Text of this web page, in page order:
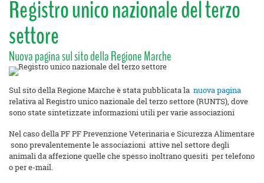
Registro unico nazionale del terzo
settore
Nuova pagina sul sito della Regione Marche
Sul sito della Regione Marche è stata pubblicata la nuova pagina
relativa al Registro unico nazionale del terzo settore (RUNTS), dove
sono state sintetizzate informazioni utili per varie associazioni
Nel caso della PF PF Prevenzione Veterinaria e Sicurezza Alimentare
sono prevalentemente le associazioni attive nel settore degli
animali da affezione quelle che spesso inoltrano quesiti per telefono
o per e-mail.